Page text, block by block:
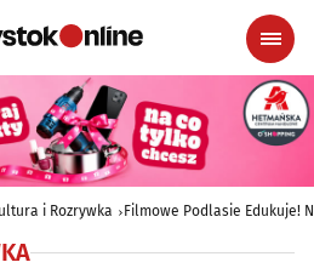
i Rozrywka Filmowe Podlasie Edukuje!